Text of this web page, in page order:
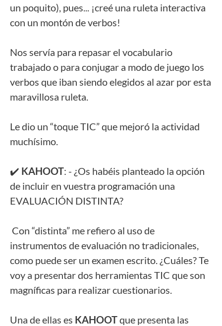
un poquito), pues... ¡creé una ruleta interactiva
con un montón de verbos!
Nos servía para repasar el vocabulario
trabajado o para conjugar a modo de juego los
verbos que iban siendo elegidos al azar por esta
maravillosa ruleta.
Le dio un “toque TIC” que mejoró la actividad
muchísimo.
✔️ KAHOOT: - ¿Os habéis planteado la opción
de incluir en vuestra programación una
EVALUACIÓN DISTINTA?
instrumentos de evaluación no tradicionales,
como puede ser un examen escrito. ¿Cuáles? Te
voy a presentar dos herramientas TIC que son
magníficas para realizar cuestionarios.
Una de ellas es KAHOOT que presenta las